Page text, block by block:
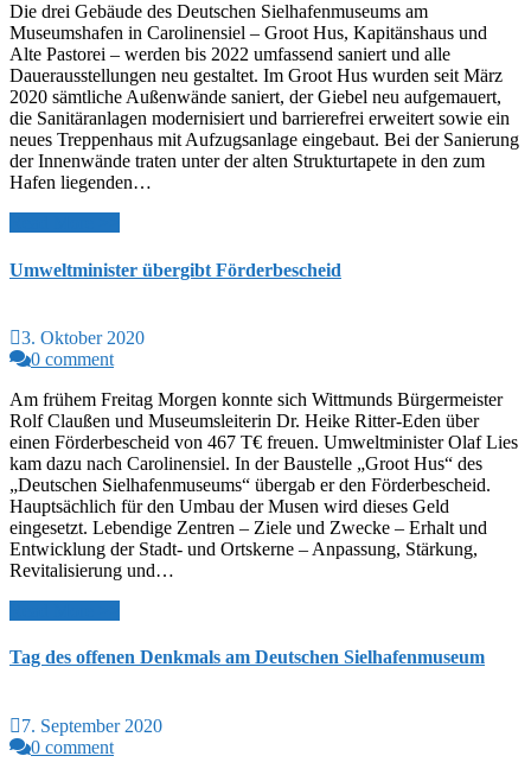
Die drei Gebäude des Deutschen Sielhafenmuseums am
Museumshafen in Carolinensiel – Groot Hus, Kapitänshaus und
Alte Pastorei – werden bis 2022 umfassend saniert und alle
Dauerausstellungen neu gestaltet. Im Groot Hus wurden seit März
2020 sämtliche Außenwände saniert, der Giebel neu aufgemauert,
die Sanitäranlagen modernisiert und barrierefrei erweitert sowie ein
neues Treppenhaus mit Aufzugsanlage eingebaut. Bei der Sanierung
der Innenwände traten unter der alten Strukturtapete in den zum
Hafen liegenden…
Umweltminister übergibt Förderbescheid
3. Oktober 2020
0 comment
Am frühem Freitag Morgen konnte sich Wittmunds Bürgermeister
Rolf Claußen und Museumsleiterin Dr. Heike Ritter-Eden über
einen Förderbescheid von 467 T€ freuen. Umweltminister Olaf Lies
kam dazu nach Carolinensiel. In der Baustelle „Groot Hus“ des
„Deutschen Sielhafenmuseums“ übergab er den Förderbescheid.
Hauptsächlich für den Umbau der Musen wird dieses Geld
eingesetzt. Lebendige Zentren – Ziele und Zwecke – Erhalt und
Entwicklung der Stadt- und Ortskerne – Anpassung, Stärkung,
Revitalisierung und…
Tag des offenen Denkmals am Deutschen Sielhafenmuseum
7. September 2020
0 comment